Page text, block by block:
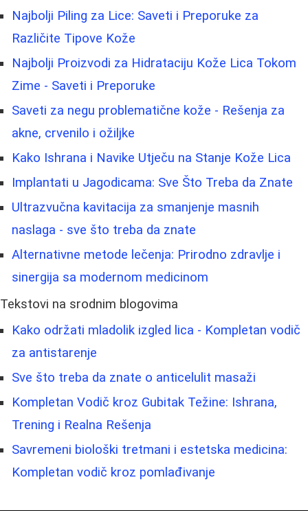
Najbolji Piling za Lice: Saveti i Preporuke za
Različite Tipove Kože
Najbolji Proizvodi za Hidrataciju Kože Lica Tokom
Zime - Saveti i Preporuke
Saveti za negu problematične kože - Rešenja za
akne, crvenilo i ožiljke
Kako Ishrana i Navike Utječu na Stanje Kože Lica
Implantati u Jagodicama: Sve Što Treba da Znate
Ultrazvučna kavitacija za smanjenje masnih
naslaga - sve što treba da znate
Alternativne metode lečenja: Prirodno zdravlje i
sinergija sa modernom medicinom
Tekstovi na srodnim blogovima
Kako održati mladolik izgled lica - Kompletan vodič
za antistarenje
Sve što treba da znate o anticelulit masaži
Kompletan Vodič kroz Gubitak Težine: Ishrana,
Trening i Realna Rešenja
Savremeni biološki tretmani i estetska medicina:
Kompletan vodič kroz pomlađivanje